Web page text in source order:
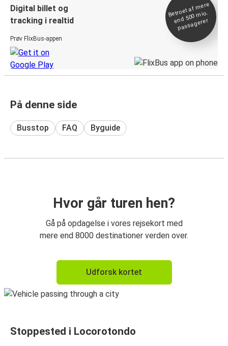
Digital billet og
tracking i realtid
Prøv FlixBus-appen
Betroet af
mere
end 500
mio.
passagerer
På denne side
Busstop FAQ Byguide
Hvor går turen hen?
Gå på opdagelse i vores rejsekort med
mere end 8000 destinationer verden over.
Udforsk kortet
Stoppested i Locorotondo